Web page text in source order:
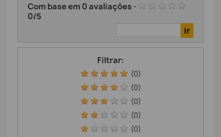
Com base em 0avaliações-
0/5
Filtrar:
(0)
(0)
(0)
(0)
(0)